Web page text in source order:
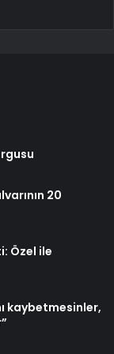
20
Özel ile
kaybetmesinler,